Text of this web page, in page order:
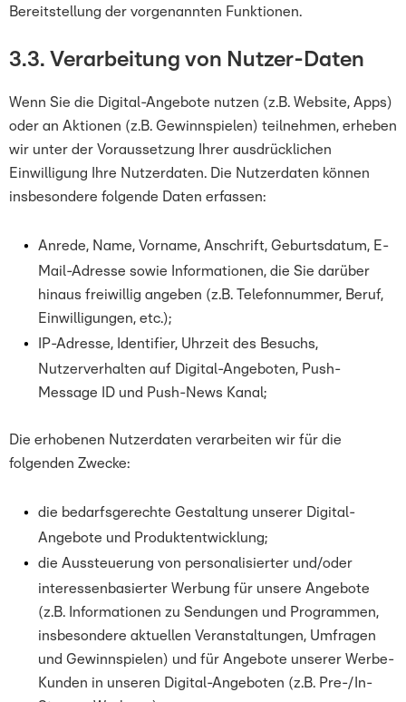
Bereitstellung der vorgenannten Funktionen.
3.3. Verarbeitung von Nutzer-Daten
Wenn Sie die Digital-Angebote nutzen (z.B. Website, Apps)
oder an Aktionen (z.B. Gewinnspielen) teilnehmen, erheben
wir unter der Voraussetzung Ihrer ausdrücklichen
Einwilligung Ihre Nutzerdaten. Die Nutzerdaten können
insbesondere folgende Daten erfassen:
Anrede, Name, Vorname, Anschrift, Geburtsdatum, E-
Mail-Adresse sowie Informationen, die Sie darüber
hinaus freiwillig angeben (z.B. Telefonnummer, Beruf,
Einwilligungen, etc.);
IP-Adresse, Identifier, Uhrzeit des Besuchs,
Nutzerverhalten auf Digital-Angeboten, Push-
Message ID und Push-News Kanal;
Die erhobenen Nutzerdaten verarbeiten wir für die
folgenden Zwecke:
die bedarfsgerechte Gestaltung unserer Digital-
Angebote und Produktentwicklung;
die Aussteuerung von personalisierter und/oder
interessenbasierter Werbung für unsere Angebote
(z.B. Informationen zu Sendungen und Programmen,
insbesondere aktuellen Veranstaltungen, Umfragen
und Gewinnspielen) und für Angebote unserer Werbe-
Kunden in unseren Digital-Angeboten (z.B. Pre-/In-